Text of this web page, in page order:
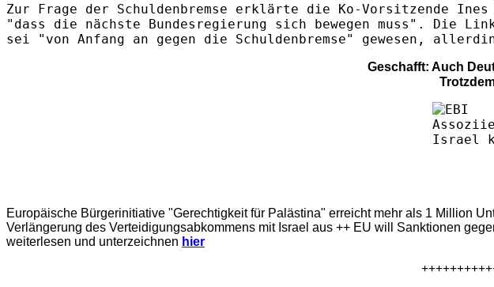
Zur Frage der Schuldenbremse erklärte die Ko-Vorsitzende
"dass die nächste Bundesregierung sich bewegen muss". Die
sei "von Anfang an gegen die Schuldenbremse" gewesen,
Geschafft: Auch
Europäische Bürgerinitiative "Gerechtigkeit für Palästina" erreicht mehr als 1 Million
Verlängerung des Verteidigungsabkommens mit Israel aus ++ EU will Sanktionen
weiterlesen und unterzeichnen hier